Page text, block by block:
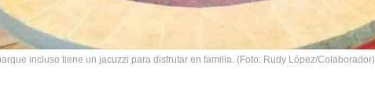
incluso tiene un jacuzzi para disfrutar en familia. (Foto: Rudy López/Colaborador)